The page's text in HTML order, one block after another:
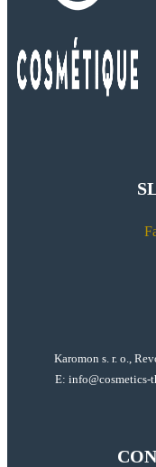
Karomon s. r. o.,
E: info@cosmetics-